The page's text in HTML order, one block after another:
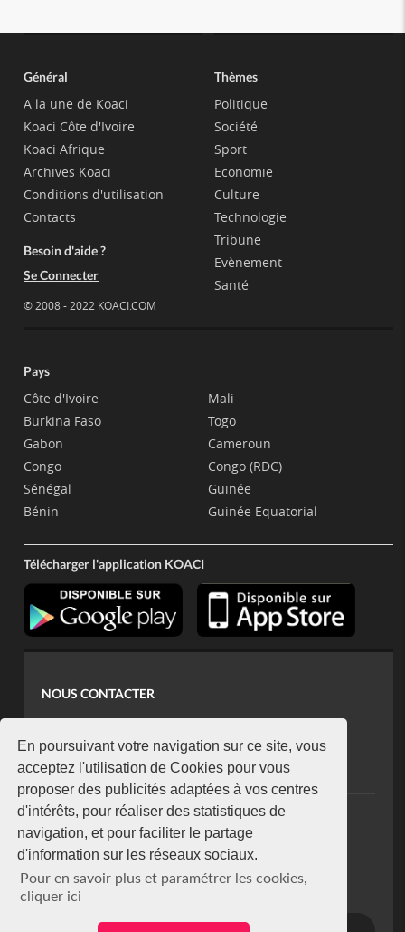
En poursuivant votre navigation sur ce site, vous
acceptez l'utilisation de Cookies pour vous
proposer des publicités adaptées à vos centres
d'intérêts, pour réaliser des statistiques de
navigation, et pour faciliter le partage
d'information sur les réseaux sociaux.
Pour en savoir plus et paramétrer les cookies,
cliquer ici
Général
A la une de Koaci
Koaci Côte d'Ivoire
Koaci Afrique
Archives Koaci
Conditions d'utilisation
Contacts
Besoin d'aide ?
Se Connecter
© 2008 - 2022 KOACI.COM
Thèmes
Politique
Société
Sport
Economie
Culture
Technologie
Tribune
Evènement
Santé
Pays
Côte d'Ivoire
Burkina Faso
Gabon
Congo
Sénégal
Bénin
Mali
Togo
Cameroun
Congo (RDC)
Guinée
Guinée Equatorial
Télécharger l'application KOACI
NOUS CONTACTER
koaci@yahoo.fr
+225 07 08 85 52 93
NEWSLETTER
Restez connecté via notre newsletter
S'abonner
Se désabonner